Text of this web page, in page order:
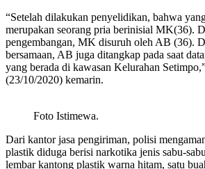
“Setelah dilakukan penyelidikan, bahwa
merupakan seorang pria berinisial MK(36).
pengembangan, MK disuruh oleh AB (36).
bersamaan, AB juga ditangkap pada saat
yang berada di kawasan Kelurahan
(23/10/2020) kemarin.
Foto Istimewa.
Dari kantor jasa pengiriman, polisi
plastik diduga berisi narkotika jenis sabu-
lembar kantong plastik warna hitam, satu